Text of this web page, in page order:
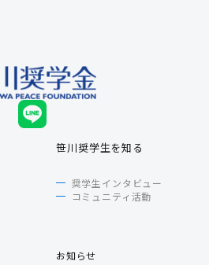
笹川奨学生を知る
奨学生インタビュー
コミュニティ活動
お知らせ